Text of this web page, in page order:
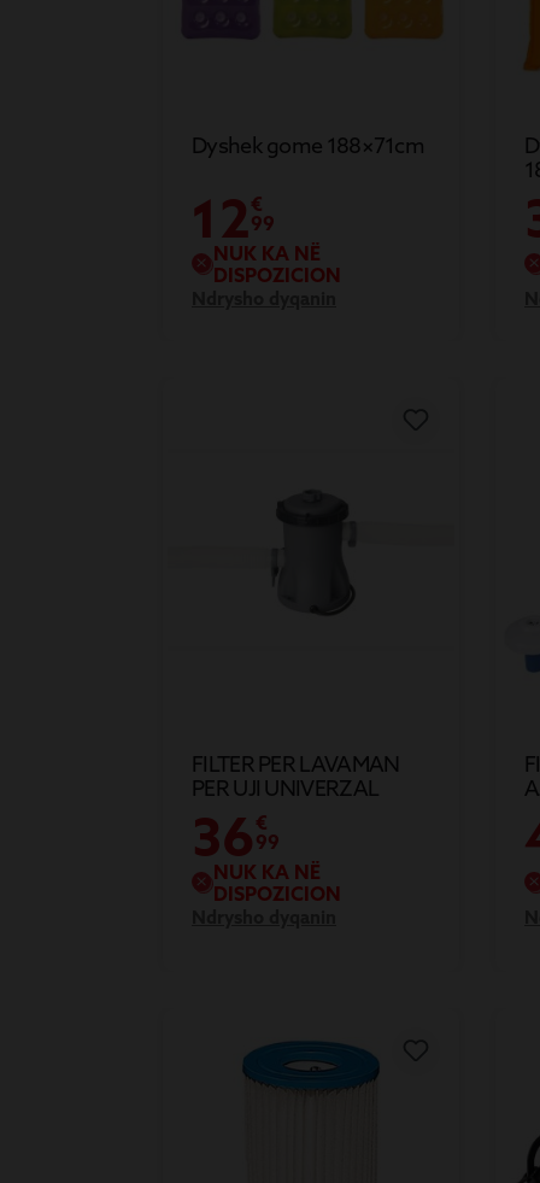
Dyshek gome 188×71cm
12€
99
NUK KA NË
DISPOZICION
FILTER PER LAVAMAN
PER UJI UNIVERZAL
1.281M3/H PLA
36 €
99
NUK KA NË
DISPOZICION